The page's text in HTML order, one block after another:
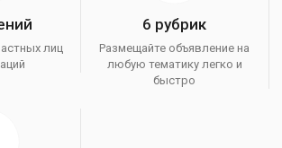
лиц
6 рубрик
Размещайте объявление на
любую тематику легко и
быстро